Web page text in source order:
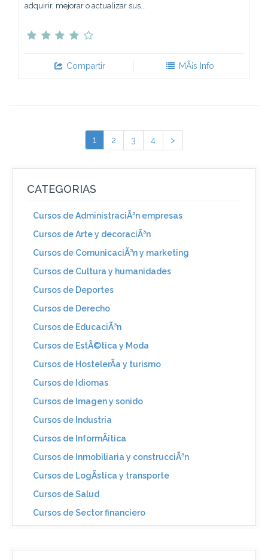
adquirir, mejorar o actualizar sus...
Compartir MÃ¡s Info
1 2 3 4 >
CATEGORIAS
Cursos de AdministraciÃ³n empresas
Cursos de Arte y decoraciÃ³n
Cursos de ComunicaciÃ³n y marketing
Cursos de Cultura y humanidades
Cursos de Deportes
Cursos de Derecho
Cursos de EducaciÃ³n
Cursos de EstÃ©tica y Moda
Cursos de HostelerÃ­a y turismo
Cursos de Idiomas
Cursos de Imagen y sonido
Cursos de Industria
Cursos de InformÃ¡tica
Cursos de Inmobiliaria y construcciÃ³n
Cursos de LogÃ­stica y transporte
Cursos de Salud
Cursos de Sector financiero